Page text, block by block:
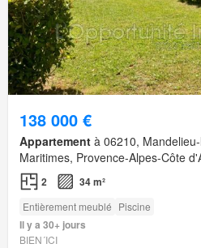
138 000 €
Appartement à 06210,
Maritimes, Provence-Alpes-Côte
2 34 m²
Entièrement meublé Piscine
Il y a 30+ jours
BIEN´ICI